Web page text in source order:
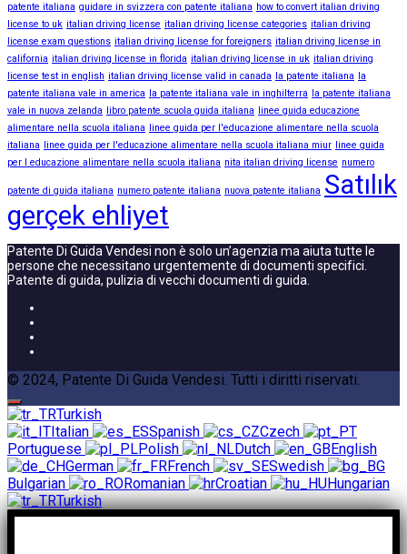
patente italiana guidare in svizzera con patente italiana how to convert italian driving
license to uk italian driving license italian driving license categories italian driving
license exam questions italian driving license for foreigners italian driving license in
california italian driving license in florida italian driving license in uk italian driving
license test in english italian driving license valid in canada la patente italiana
la
patente italiana vale in america
la patente italiana vale in inghilterra
la patente italiana
vale in nuova zelanda
libro patente scuola guida italiana
linee guida educazione
alimentare nella scuola italiana
linee guida per l'educazione alimentare nella scuola
italiana
linee guida per l'educazione alimentare nella scuola italiana miur linee guida
per l educazione alimentare nella scuola italiana nita italian driving license numero
patente di guida italiana numero patente italiana nuova patente italiana Satılık
gerçek ehliyet
Patente Di Guida Vendesi non è solo un’agenzia ma aiuta tutte le
persone che necessitano urgentemente di documenti specifici.
Patente di guida, pulizia di vecchi documenti di guida.
© 2024, Patente Di Guida Vendesi. Tutti i diritti riservati.
Turkish
Italian
Spanish
Czech
Portuguese
Polish Dutch
English
German
French
Swedish
Bulgarian
Romanian Croatian
Hungarian
Turkish